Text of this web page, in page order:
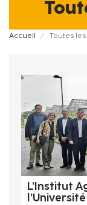
FilAccueil Toutes
L’Institut